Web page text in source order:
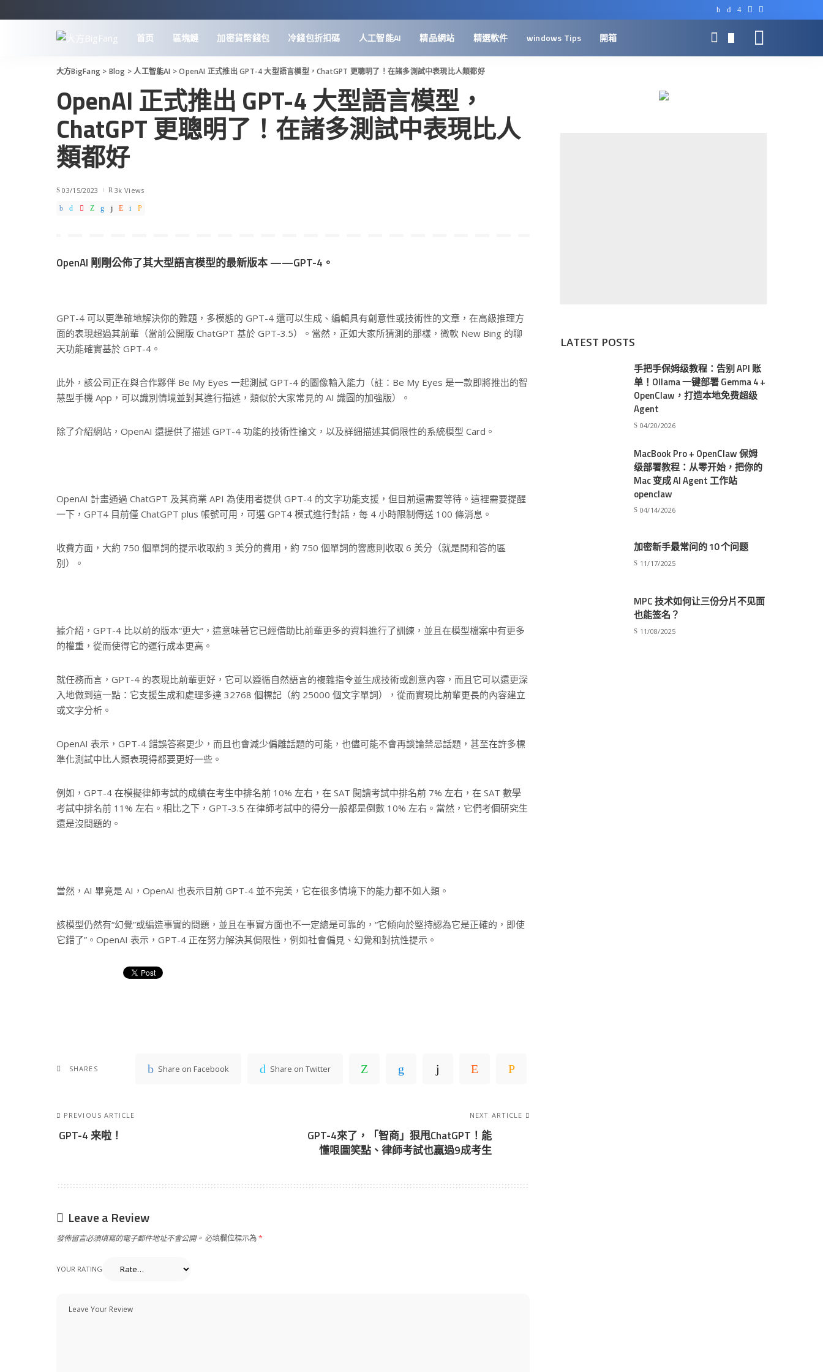
首页 區塊鏈 加密貨幣錢包 冷錢包折扣碼 人工智能AI 精品網站 精選軟件 windows Tips 開箱
大方BigFang > Blog >人工智能AI >OpenAI 正式推出 GPT-4 大型語言模型，ChatGPT 更聰明了！在諸多測試中表現比人類都好
OpenAI 正式推出 GPT-4 大型語言模型，
ChatGPT 更聰明了！在諸多測試中表現比人
類都好
03/15/2023 3k Views
OpenAI 剛剛公佈了其大型語言模型的最新版本 ——GPT-4。
GPT-4 可以更準確地解決你的難題，多模態的 GPT-4 還可以生成、編輯具有創意性或技術性的文章，在高級推理方
面的表現超過其前輩（當前公開版 ChatGPT 基於 GPT-3.5）。當然，正如大家所猜測的那樣，微軟 New Bing 的聊
天功能確實基於 GPT-4。
此外，該公司正在與合作夥伴 Be My Eyes 一起測試 GPT-4 的圖像輸入能力（註：Be My Eyes 是一款即將推出的智
慧型手機 App，可以識別情境並對其進行描述，類似於大家常見的 AI 識圖的加強版）。
除了介紹網站，OpenAI 還提供了描述 GPT-4 功能的技術性論文，以及詳細描述其侷限性的系統模型 Card。
OpenAI 計畫通過 ChatGPT 及其商業 API 為使用者提供 GPT-4 的文字功能支援，但目前還需要等待。這裡需要提醒
一下，GPT4 目前僅 ChatGPT plus 帳號可用，可選 GPT4 模式進行對話，每 4 小時限制傳送 100 條消息。
收費方面，大約 750 個單詞的提示收取約 3 美分的費用，約 750 個單詞的響應則收取 6 美分（就是問和答的區
別）。
據介紹，GPT-4 比以前的版本“更大”，這意味著它已經借助比前輩更多的資料進行了訓練，並且在模型檔案中有更多
的權重，從而使得它的運行成本更高。
就任務而言，GPT-4 的表現比前輩更好，它可以遵循自然語言的複雜指令並生成技術或創意內容，而且它可以還更深
入地做到這一點：它支援生成和處理多達 32768 個標記（約 25000 個文字單詞），從而實現比前輩更長的內容建立
或文字分析。
OpenAI 表示，GPT-4 錯誤答案更少，而且也會減少偏離話題的可能，也儘可能不會再談論禁忌話題，甚至在許多標
準化測試中比人類表現得都要更好一些。
例如，GPT-4 在模擬律師考試的成績在考生中排名前 10% 左右，在 SAT 閱讀考試中排名前 7% 左右，在 SAT 數學
考試中排名前 11% 左右。相比之下，GPT-3.5 在律師考試中的得分一般都是倒數 10% 左右。當然，它們考個研究生
還是沒問題的。
當然，AI 畢竟是 AI，OpenAI 也表示目前 GPT-4 並不完美，它在很多情境下的能力都不如人類。
該模型仍然有“幻覺”或編造事實的問題，並且在事實方面也不一定總是可靠的，“它傾向於堅持認為它是正確的，即使
它錯了”。OpenAI 表示，GPT-4 正在努力解決其侷限性，例如社會偏見、幻覺和對抗性提示。
SHARES Share on Facebook Share on Twitter
PREVIOUS ARTICLE
GPT-4 来啦！
NEXT ARTICLE
GPT-4來了，「智商」狠甩ChatGPT！能
懂哏圖笑點、律師考試也贏過9成考生
Leave a Review
發佈留言必須填寫的電子郵件地址不會公開。 必填欄位標示為*
YOUR RATING
LATEST POSTS
手把手保姆级教程：告别 API 账
单！Ollama 一键部署 Gemma 4 +
OpenClaw，打造本地免费超级
Agent
04/20/2026
MacBook Pro + OpenClaw 保姆
级部署教程：从零开始，把你的
Mac 变成 AI Agent 工作站
openclaw
04/14/2026
加密新手最常问的 10 个问题
11/17/2025
MPC 技术如何让三份分片不见面
也能签名？
11/08/2025